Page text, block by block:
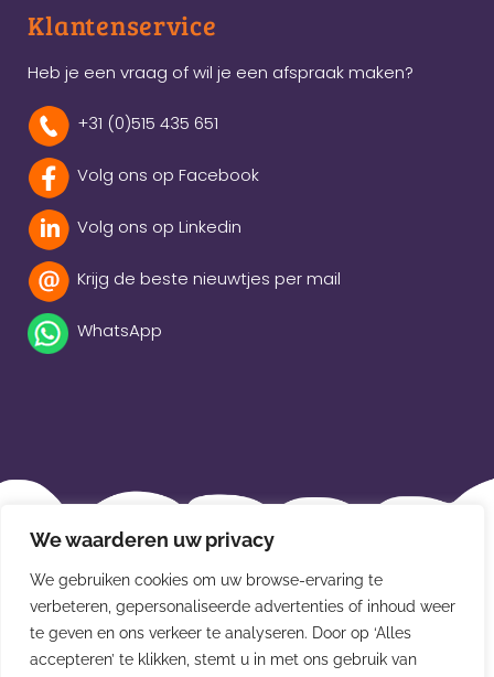
We waarderen uw privacy
We gebruiken cookies om uw browse-ervaring te
verbeteren, gepersonaliseerde advertenties of inhoud weer
te geven en ons verkeer te analyseren. Door op ‘Alles
accepteren’ te klikken, stemt u in met ons gebruik van
Klantenservice
Heb je een vraag of wil je een afspraak maken?
+31 (0)515 435 651
Volg ons op Facebook
Volg ons op Linkedin
Krijg de beste nieuwtjes per mail
WhatsApp
Beleidsverklaring
Privacybeleid
Disclaimer
Leveringsvoorwaarden